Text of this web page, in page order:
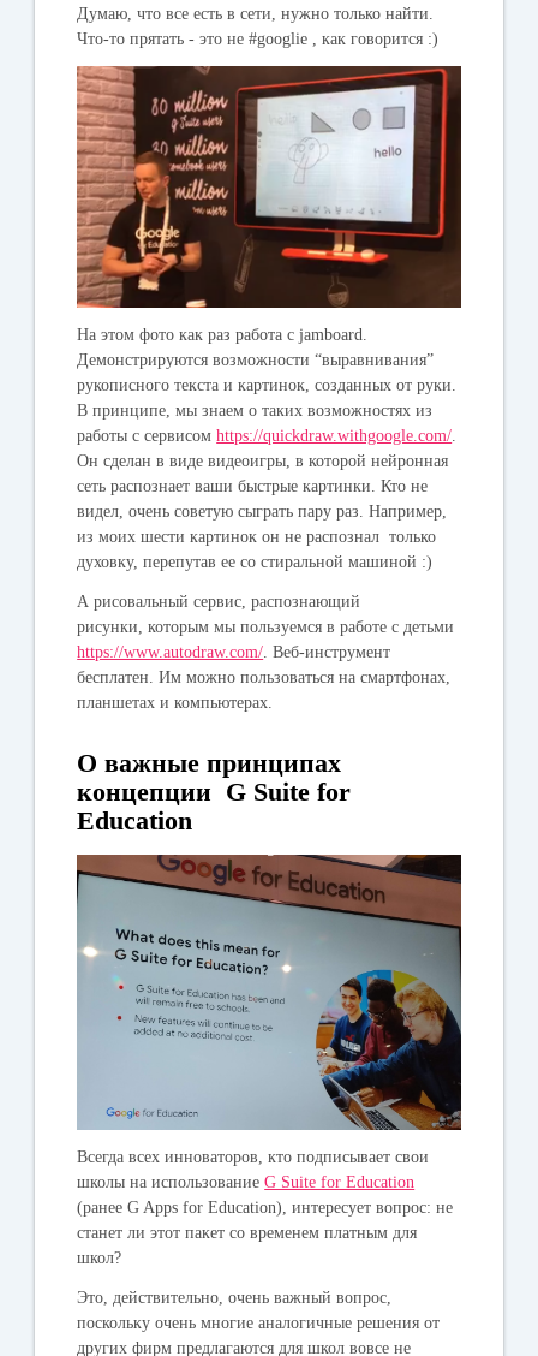
Думаю, что все есть в сети, нужно только найти.
Что-то прятать - это не #googlie , как говорится :)
На этом фото как раз работа с jamboard.
Демонстрируются возможности “выравнивания”
рукописного текста и картинок, созданных от руки.
В принципе, мы знаем о таких возможностях из
работы с сервисомhttps://quickdraw.withgoogle.com/
Он сделан в виде видеоигры, в которой нейронная
сеть распознает ваши быстрые картинки. Кто не
видел, очень советую сыграть пару раз. Например,
из моих шести картинок он не распознал только
духовку, перепутав ее со стиральной машиной :)
А рисовальный сервис, распознающий
рисунки, которым мы пользуемся в работе с детьми
https://www.autodraw.com/ . Веб-инструмент
бесплатен. Им можно пользоваться на смартфонах,
планшетах и компьютерах.
О важные принципах
концепции G Suite for
Education
Всегда всех инноваторов, кто подписывает свои
школы на использованиеG Suite for Education
(ранее G Apps for Education), интересует вопрос: не
станет ли этот пакет со временем платным для
школ?
Это, действительно, очень важный вопрос,
поскольку очень многие аналогичные решения от
других фирм предлагаются для школ вовсе не